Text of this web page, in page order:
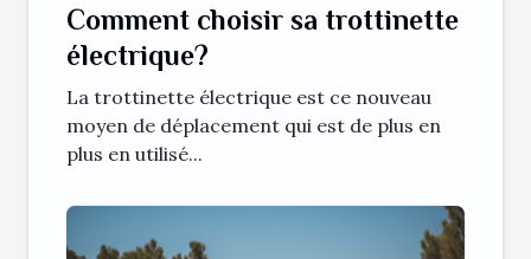
Comment choisir sa trottinette
électrique?
La trottinette électrique est ce nouveau
moyen de déplacement qui est de plus en
plus en utilisé...